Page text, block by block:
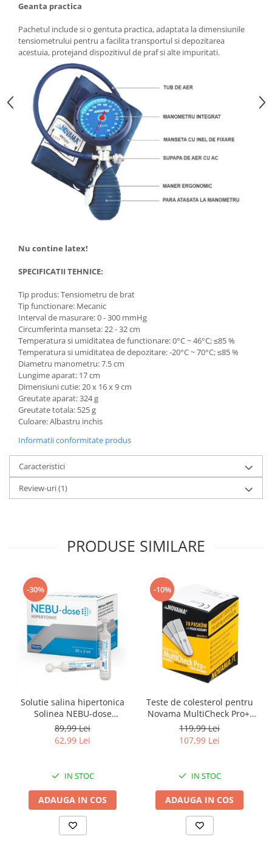
Geanta practica
Pachetul include si o gentuta practica, adaptata la dimensiunile
tensiometrului pentru a facilita transportul si depozitarea
acestuia, protejand dispozitivul de praf si alte impuritati.
Nu contine latex!
SPECIFICATII TEHNICE:
Tip produs: Tensiometru de brat
Tip functionare: Mecanic
Interval de masurare: 0 - 300 mmHg
Circumferinta manseta: 22 - 32 cm
Temperatura si umiditatea de functionare: 0°C ~ 46°C; ≤85 %
Temperatura si umiditatea de depozitare: -20°C ~ 70°C; ≤85 %
Diametru manometru: 7.5 cm
Lungime aparat: 17 cm
Dimensiuni cutie: 20 x 16 x 9 cm
Greutate aparat: 324 g
Greutate totala: 525 g
Culoare: Albastru inchis
Informatii conformitate produs
Caracteristici
Review-uri(1)
PRODUSE SIMILARE
-30%
Solutie salina hipertonica
Solinea NEBU-dose
concentratie 3%, 30
monodoze x 5 ml
89,99 Lei
62,99 Lei
IN STOC
ADAUGA IN COS
-10%
Teste de colesterol pentru
Novama MultiCheck Pro+,
BK-C2, 10 teste/ cutie
119,99 Lei
107,99 Lei
IN STOC
ADAUGA IN COS